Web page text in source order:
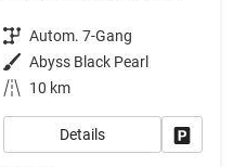
Getriebe Autom. 7-Gang
Außenfarbe Abyss Black Pearl
Kilometerstand 10 km
Details